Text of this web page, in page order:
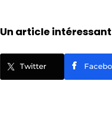
Un article
Twitter